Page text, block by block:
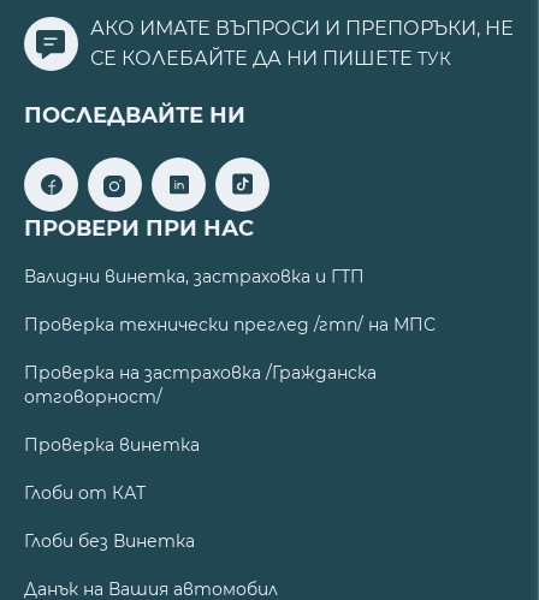
АКО ИМАТЕ ВЪПРОСИ И ПРЕПОРЪКИ, НЕ
СЕ КОЛЕБАЙТЕ ДА НИ ПИШЕТЕ ТУК
ПОСЛЕДВАЙТЕ НИ
ПРОВЕРИ ПРИ НАС
Валидни винетка, застраховка и ГТП
Проверка технически преглед /гтп/ на МПС
Проверка на застраховка /Гражданска
отговорност/
Проверка винетка
Глоби от КАТ
Глоби без Винетка
Данък на Вашия автомобил